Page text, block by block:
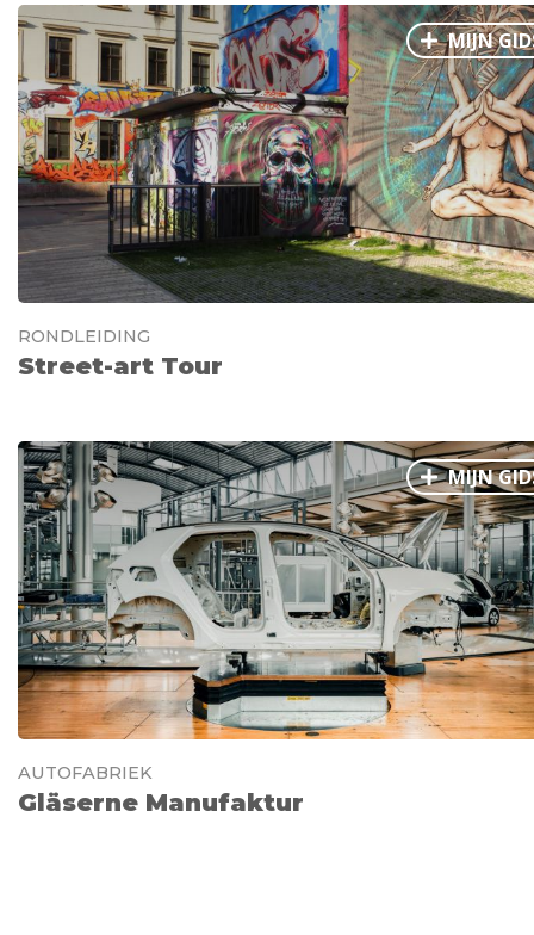
MIJN
RONDLEIDING
Street-art Tour
MIJN
AUTOFABRIEK
Gläserne Manufaktur